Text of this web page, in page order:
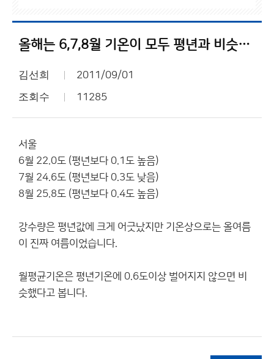
올해는 6,7,8월 기온이 모두 평년과 비슷했군요.
김선희 2011/09/01
조회수 11285
서울
6월 22.0도 (평년보다 0.1도 높음)
7월 24.6도 (평년보다 0.3도 낮음)
8월 25.8도 (평년보다 0.4도 높음)
강수량은 평년값에 크게 어긋났지만 기온상으로는 올여름
이 진짜 여름이었습니다.
월평균기온은 평년기온에 0.6도이상 벌어지지 않으면 비
슷했다고 봅니다.